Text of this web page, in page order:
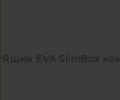
Ящик EVA SlimBox